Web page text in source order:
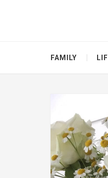
FAMILY